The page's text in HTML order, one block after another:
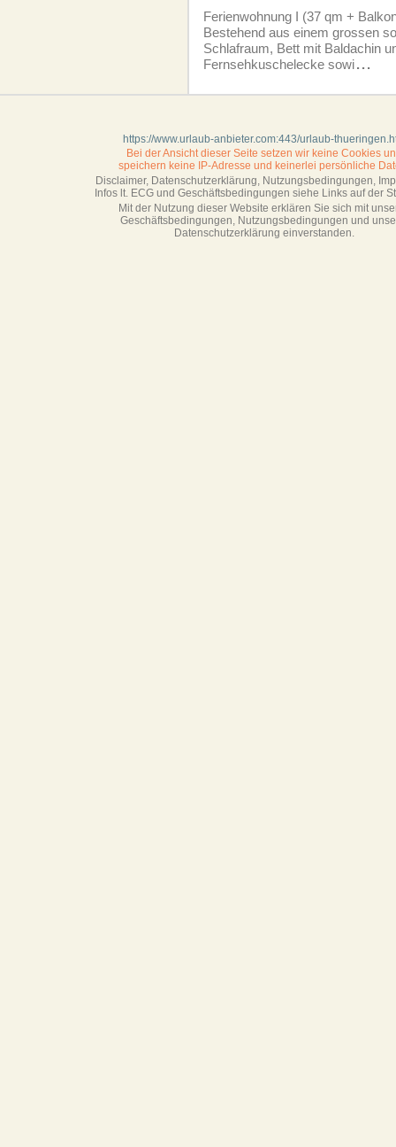
Ferien­wohnung I (37 qm +
Bestehend aus einem grossen
Schlafraum, Bett mit Baldachin
Fernsehkuschelecke sowi...
https://www.urlaub-anbieter.com:443/urlaub-
Bei der Ansicht dieser Seite setzen wir keine Cookies
speichern keine IP-Adresse und keinerlei persönliche
Disclaimer, Datenschutzerklärung, Nutzungsbedingungen,
Infos lt. ECG und Geschäftsbedingungen siehe Links auf der
Mit der Nutzung dieser Website erklären Sie sich mit
Geschäftsbedin­gungen, Nutzungsbedingungen und
Datenschutzerklärung einverstanden.